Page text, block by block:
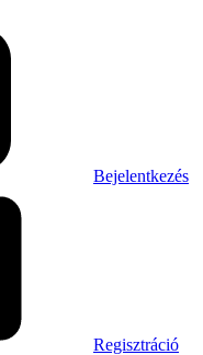
Bejelentkezés
Regisztráció